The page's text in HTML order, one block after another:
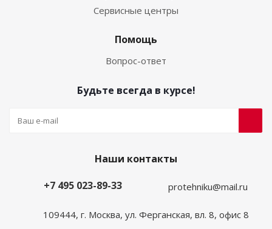
Сервисные центры
Помощь
Вопрос-ответ
Будьте всегда в курсе!
Наши контакты
+7 495 023-89-33
protehniku@mail.ru
109444, г. Москва, ул. Ферганская, вл. 8, офис 8